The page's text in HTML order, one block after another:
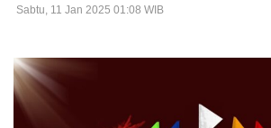
Sabtu, 11 Jan 2025 01:08 WIB